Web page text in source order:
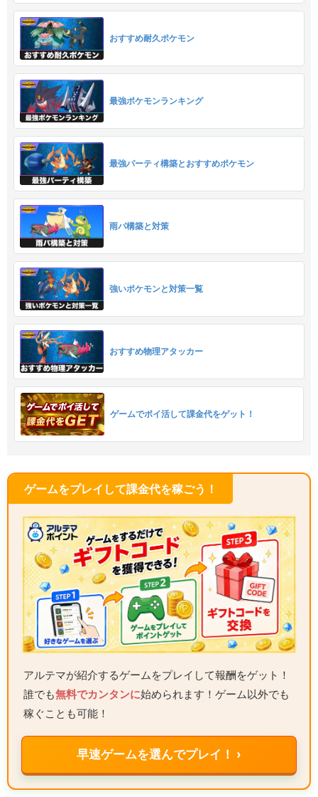
おすすめ耐久ポケモン
最強ポケモンランキング
最強パーティ構築とおすすめポケモン
雨パ構築と対策
強いポケモンと対策一覧
おすすめ物理アタッカー
ゲームでポイ活して課金代をゲット！
ゲームをプレイして課金代を稼ごう！
アルテマが紹介するゲームをプレイして報酬をゲット！
誰でも無料でカンタンに始められます！ゲーム以外でも
稼ぐことも可能！
早速ゲームを選んでプレイ！ ›